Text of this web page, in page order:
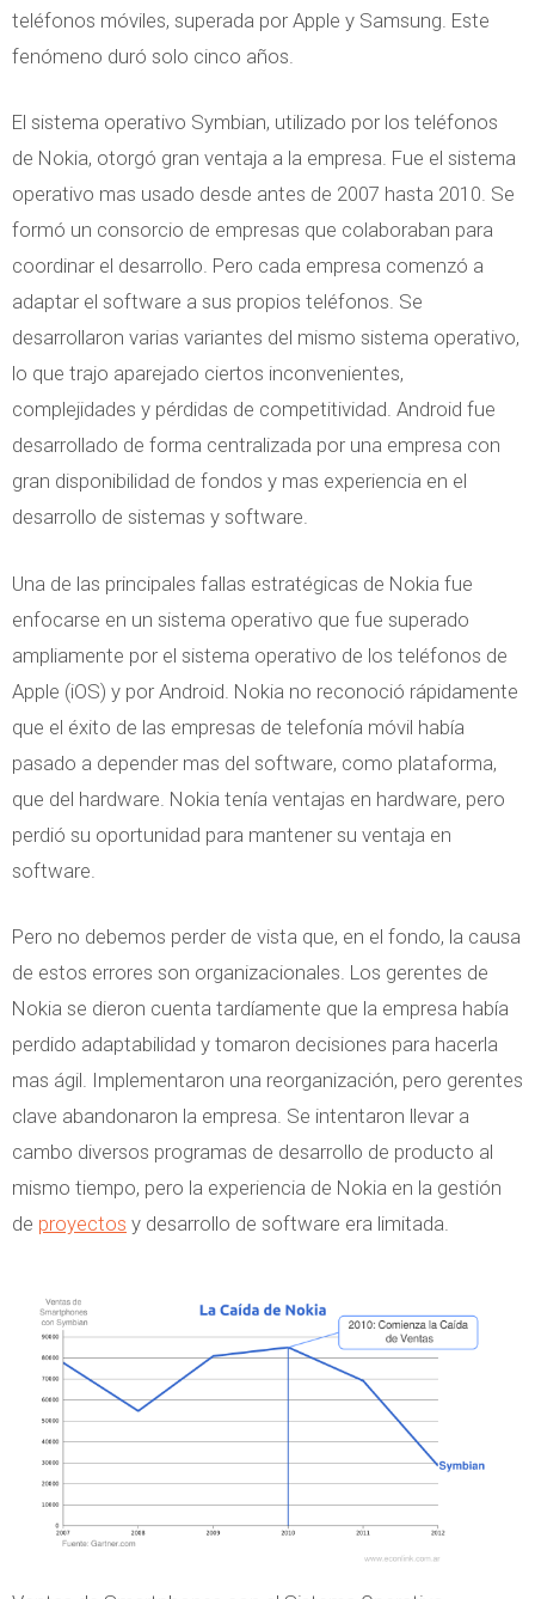
teléfonos móviles, superada por Apple y Samsung. Este
fenómeno duró solo cinco años.
El sistema operativo Symbian, utilizado por los teléfonos
de Nokia, otorgó gran ventaja a la empresa. Fue el sistema
operativo mas usado desde antes de 2007 hasta 2010. Se
formó un consorcio de empresas que colaboraban para
coordinar el desarrollo. Pero cada empresa comenzó a
adaptar el software a sus propios teléfonos. Se
desarrollaron varias variantes del mismo sistema operativo,
lo que trajo aparejado ciertos inconvenientes,
complejidades y pérdidas de competitividad. Android fue
desarrollado de forma centralizada por una empresa con
gran disponibilidad de fondos y mas experiencia en el
desarrollo de sistemas y software.
Una de las principales fallas estratégicas de Nokia fue
enfocarse en un sistema operativo que fue superado
ampliamente por el sistema operativo de los teléfonos de
Apple (iOS) y por Android. Nokia no reconoció rápidamente
que el éxito de las empresas de telefonía móvil había
pasado a depender mas del software, como plataforma,
que del hardware. Nokia tenía ventajas en hardware, pero
perdió su oportunidad para mantener su ventaja en
software.
Pero no debemos perder de vista que, en el fondo, la causa
de estos errores son organizacionales. Los gerentes de
Nokia se dieron cuenta tardíamente que la empresa había
perdido adaptabilidad y tomaron decisiones para hacerla
mas ágil. Implementaron una reorganización, pero gerentes
clave abandonaron la empresa. Se intentaron llevar a
cambo diversos programas de desarrollo de producto al
mismo tiempo, pero la experiencia de Nokia en la gestión
de proyectos y desarrollo de software era limitada.